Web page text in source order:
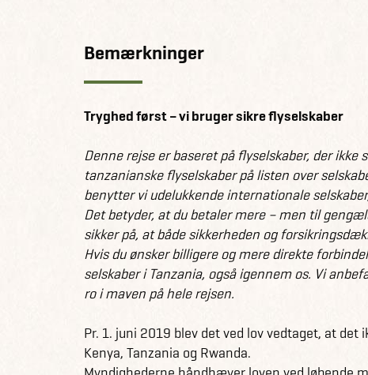
Bemærkninger
Tryghed først – vi bruger sikre flyselskaber
Denne rejse er baseret på flyselskaber, der ikke
tanzanianske flyselskaber på listen over
benytter vi udelukkende internationale
Det betyder, at du betaler mere – men til
sikker på, at både sikkerheden og
Hvis du ønsker billigere og mere direkte
selskaber i Tanzania, også igennem os. Vi
ro i maven på hele rejsen.
Pr. 1. juni 2019 blev det ved lov vedtaget, at
Kenya, Tanzania og Rwanda.